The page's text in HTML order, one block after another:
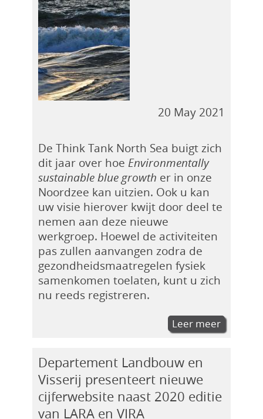
20 May 2021
De Think Tank North Sea buigt zich
dit jaar over hoe Environmentally
sustainable blue growth er in onze
Noordzee kan uitzien. Ook u kan
uw visie hierover kwijt door deel te
nemen aan deze nieuwe
werkgroep. Hoewel de activiteiten
pas zullen aanvangen zodra de
gezondheidsmaatregelen fysiek
samenkomen toelaten, kunt u zich
nu reeds registreren.
Leer meer
Departement Landbouw en
Visserij presenteert nieuwe
cijferwebsite naast 2020 editie
van LARA en VIRA